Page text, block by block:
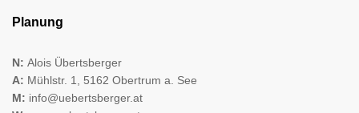
Planung
N: Alois Übertsberger
A: Mühlstr. 1, 5162 Obertrum a. See
M: info@uebertsberger.at